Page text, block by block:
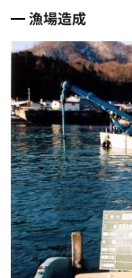
漁場造成